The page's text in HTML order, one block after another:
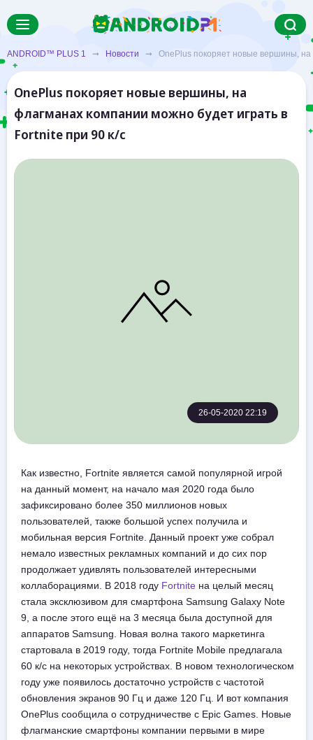
ANDROID™ PLUS 1 ➞ Новости ➞ OnePlus покоряет новые вершины, на
OnePlus покоряет новые вершины, на
флагманах компании можно будет играть в
Fortnite при 90 к/с
26-05-2020 22:19
Как известно, Fortnite является самой популярной игрой
на данный момент, на начало мая 2020 года было
зафиксировано более 350 миллионов новых
пользователей, также большой успех получила и
мобильная версия Fortnite. Данный проект уже собрал
немало известных рекламных компаний и до сих пор
продолжает удивлять пользователей интересными
коллаборациями. В 2018 году Fortnite на целый месяц
стала эксклюзивом для смартфона Samsung Galaxy Note
9, а после этого ещё на 3 месяца была доступной для
аппаратов Samsung. Новая волна такого маркетинга
стартовала в 2019 году, тогда Fortnite Mobile предлагала
60 к/с на некоторых устройствах. В новом технологическом
году уже появилось достаточно устройств с частотой
обновления экранов 90 Гц и даже 120 Гц. И вот компания
OnePlus сообщила о сотрудничестве с Epic Games. Новые
флагманские смартфоны компании первыми в мире